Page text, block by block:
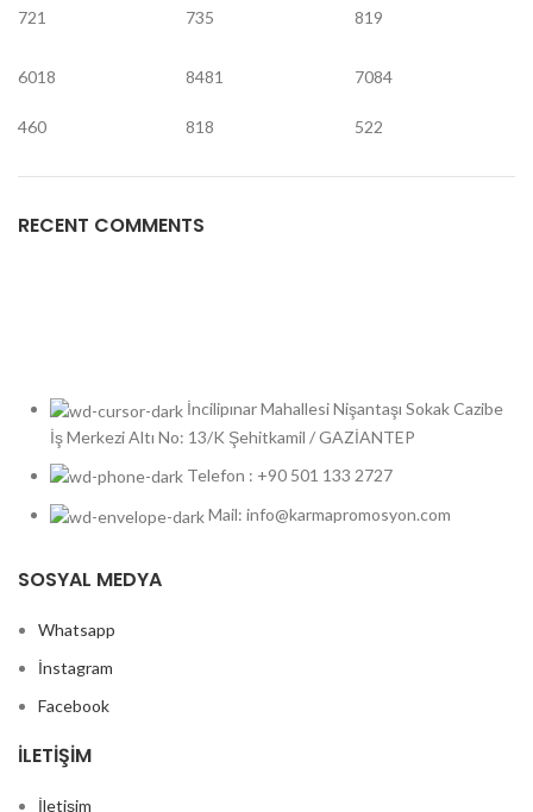
721 735 819
6018
460
8481
818
7084
522
RECENT COMMENTS
İncilipınar Mahallesi Nişantaşı Sokak Cazibe
İş Merkezi Altı No: 13/K Şehitkamil / GAZİANTEP
Telefon : +90 501 133 2727
Mail: info@karmapromosyon.com
SOSYAL MEDYA
Whatsapp
İnstagram
Facebook
İLETIŞIM
İletişim